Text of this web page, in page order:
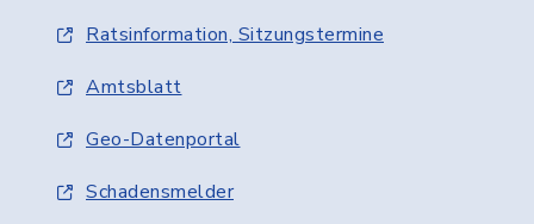
Ratsinformation, Sitzungstermine
Amtsblatt
Geo-Datenportal
Schadensmelder